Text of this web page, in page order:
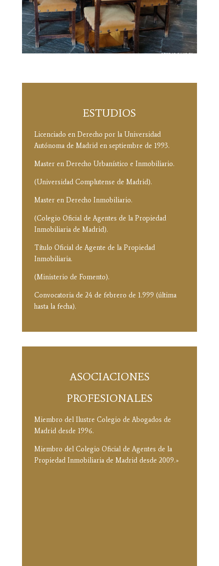
ESTUDIOS
Licenciado en Derecho por la Universidad
Autónoma de Madrid en septiembre de 1993.
Master en Derecho Urbanístico e Inmobiliario.
(Universidad Complutense de Madrid).
Master en Derecho Inmobiliario.
(Colegio Oficial de Agentes de la Propiedad
Inmobiliaria de Madrid).
Título Oficial de Agente de la Propiedad
Inmobiliaria.
(Ministerio de Fomento).
Convocatoria de 24 de febrero de 1.999 (última
hasta la fecha).
ASOCIACIONES
PROFESIONALES
Miembro del Ilustre Colegio de Abogados de
Madrid desde 1996.
Miembro del Colegio Oficial de Agentes de la
Propiedad Inmobiliaria de Madrid desde 2009.»